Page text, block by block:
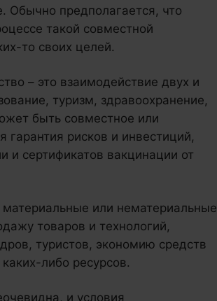
Обычно предполагается, что
такой совместной
то своих целей.
– это взаимодействие двух и
туризм, здравоохранение,
быть совместное или
гарантия рисков и инвестиций,
и сертификатов вакцинации от
или нематериальные
товаров и технологий,
туристов, экономию средств
либо ресурсов.
и условия